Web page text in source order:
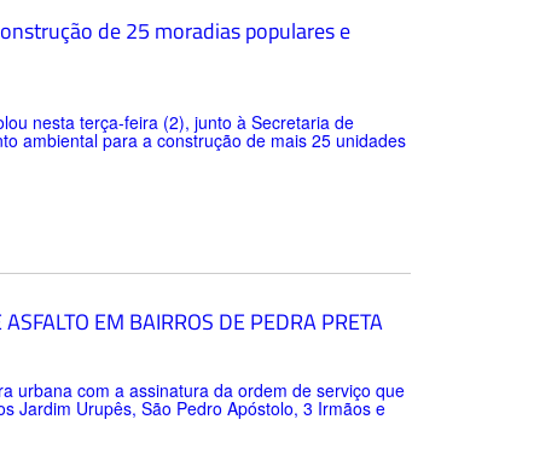
de 25 moradias populares e
nesta terça-feira (2), junto à Secretaria de
ambiental para a construção de mais 25 unidades
EM BAIRROS DE PEDRA PRETA
urbana com a assinatura da ordem de serviço que
Jardim Urupês, São Pedro Apóstolo, 3 Irmãos e